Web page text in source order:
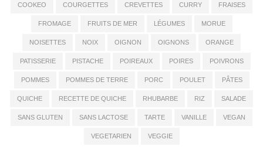
COOKEO COURGETTES CREVETTES CURRY FRAISES
FROMAGE FRUITS DE MER LÉGUMES MORUE
NOISETTES NOIX OIGNON OIGNONS ORANGE
PATISSERIE PISTACHE POIREAUX POIRES POIVRONS
POMMES POMMES DE TERRE PORC POULET PÂTES
QUICHE RECETTE DE QUICHE RHUBARBE RIZ SALADE
SANS GLUTEN SANS LACTOSE TARTE VANILLE VEGAN
VEGETARIEN VEGGIE